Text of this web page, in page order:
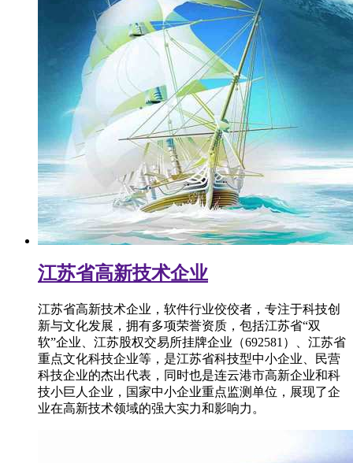
江苏省高新技术企业
江苏省高新技术企业，软件行业佼佼者，专注于科技创
新与文化发展，拥有多项荣誉资质，包括江苏省“双
软”企业、江苏股权交易所挂牌企业（692581）、江苏省
重点文化科技企业等，是江苏省科技型中小企业、民营
科技企业的杰出代表，同时也是连云港市高新企业和科
技小巨人企业，国家中小企业重点监测单位，展现了企
业在高新技术领域的强大实力和影响力。